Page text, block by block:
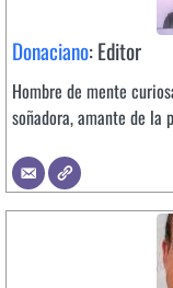
Donaciano: Editor
Hombre de mente
soñadora, amante de la